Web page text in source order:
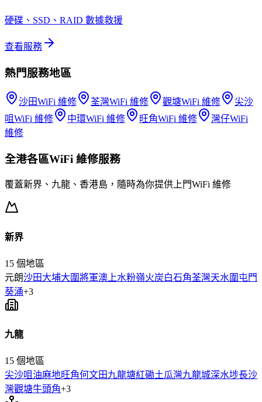
硬碟、SSD、RAID 數據救援
查看服務
熱門服務地區
沙田WiFi 維修 荃灣WiFi 維修 觀塘WiFi 維修
尖沙
咀WiFi 維修 中環WiFi 維修 旺角WiFi 維修 灣仔WiFi
維修
全港各區WiFi 維修服務
覆蓋新界、九龍、香港島，隨時為你提供上門WiFi 維修
新界
15 個地區
元朗沙田大埔大圍將軍澳 上水粉嶺火炭白石角荃灣天水圍 屯門
葵涌+3
九龍
15 個地區
尖沙咀 油麻地旺角何文田九龍塘紅磡土瓜灣九龍城深水埗長沙
灣觀塘牛頭角+3